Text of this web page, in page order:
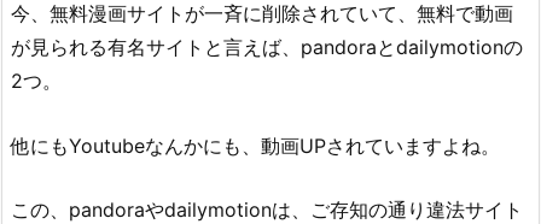
今、無料漫画サイトが一斉に削除されていて、無料で動画
が見られる有名サイトと言えば、pandoraとdailymotionの
2つ。
他にもYoutubeなんかにも、動画UPされていますよね。
この、pandoraやdailymotionは、ご存知の通り違法サイト